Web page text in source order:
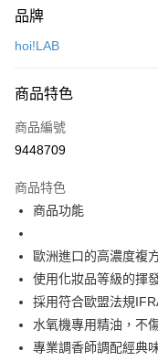
台灣樂天信用卡公司
玉山商業銀行
台灣樂天信用卡公司
【關於「AFTEE先享後付」
AFTEE先享後付是「在收
便利好安心！
３．安心：先確認商品／服
【「AFTEE先享後付」結帳
結帳頁面，進行簡訊認證並
３．收到繳費通知簡訊後14
ATM／網路銀行／等多元
購買商品的店家。未經商家
後付繳納相關費用。
※ 交易是否成功請以「
是否繳費成功／繳費後需
客戶支援中心」https://
１．透過由恩沛科技股份有
每筆NT$99，滿NT$799(
品牌
hoi!LAB
商品特色
商品編號
9448709
商品特色
商品功能
歐洲進口的高濃度複
使用化妝品等級的揮
採用符合歐盟法規
水氧機專用精油，不
專業調香師調配經典